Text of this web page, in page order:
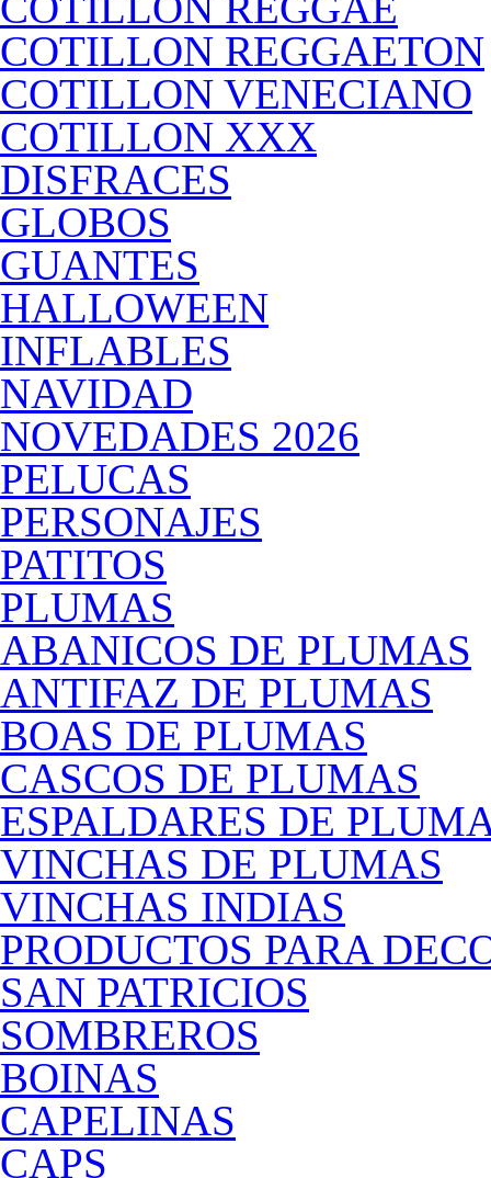
COTILLON REGGAETON
COTILLON VENECIANO
COTILLON XXX
DISFRACES
GLOBOS
GUANTES
HALLOWEEN
INFLABLES
NAVIDAD
NOVEDADES 2026
PELUCAS
PERSONAJES
PATITOS
PLUMAS
ABANICOS DE PLUMAS
ANTIFAZ DE PLUMAS
BOAS DE PLUMAS
CASCOS DE PLUMAS
ESPALDARES DE
VINCHAS DE PLUMAS
VINCHAS INDIAS
PRODUCTOS PARA
SAN PATRICIOS
SOMBREROS
BOINAS
CAPELINAS
CAPS